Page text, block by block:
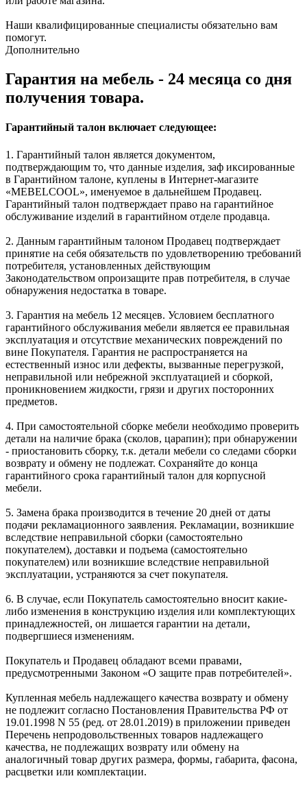
Наши квалифицированные специалисты обязательно вам
помогут.
Дополнительно
Гарантия на мебель - 24 месяца со дня
получения товара.
Гарантийный талон включает следующее:
1. Гарантийный талон является документом,
подтверждающим то, что данные изделия, заф иксированные
в Гарантийном талоне, куплены в Интернет-магазите
«MEBELCOOL», именуемое в дальнейшем Продавец.
Гарантийный талон подтверждает право на гарантийное
обслуживание изделий в гарантийном отделе продавца.
2. Данным гарантийным талоном Продавец подтверждает
принятие на себя обязательств по удовлетворению требований
потребителя, установленных действующим
Законодательством опроизащите прав потребителя, в случае
обнаружения недостатка в товаре.
3. Гарантия на мебель 12 месяцев. Условием бесплатного
гарантийного обслуживания мебели является ее правильная
эксплуатация и отсутствие механических повреждений по
вине Покупателя. Гарантия не распространяется на
естественный износ или дефекты, вызванные перегрузкой,
неправильной или небрежной эксплуатацией и сборкой,
проникновением жидкости, грязи и других посторонних
предметов.
4. При самостоятельной сборке мебели необходимо проверить
детали на наличие брака (сколов, царапин); при обнаружении
- приостановить сборку, т.к. детали мебели со следами сборки
возврату и обмену не подлежат. Сохраняйте до конца
гарантийного срока гарантийный талон для корпусной
мебели.
5. Замена брака производится в течение 20 дней от даты
подачи рекламационного заявления. Рекламации, возникшие
вследствие неправильной сборки (самостоятельно
покупателем), доставки и подъема (самостоятельно
покупателем) или возникшие вследствие неправильной
эксплуатации, устраняются за счет покупателя.
6. В случае, если Покупатель самостоятельно вносит какие-
либо изменения в конструкцию изделия или комплектующих
принадлежностей, он лишается гарантии на детали,
подвергшиеся изменениям.
Покупатель и Продавец обладают всеми правами,
предусмотренными Законом «О защите прав потребителей».
Купленная мебель надлежащего качества возврату и обмену
не подлежит согласно Постановления Правительства РФ от
19.01.1998 N 55 (ред. от 28.01.2019) в приложении приведен
Перечень непродовольственных товаров надлежащего
качества, не подлежащих возврату или обмену на
аналогичный товар других размера, формы, габарита, фасона,
расцветки или комплектации.